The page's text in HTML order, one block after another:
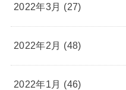
2022年3月 (27)
2022年2月 (48)
2022年1月 (46)